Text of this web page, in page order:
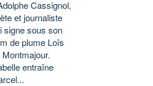
Cassignol,
et journaliste
signe sous son
de plume Loïs
Montmajour.
entraîne